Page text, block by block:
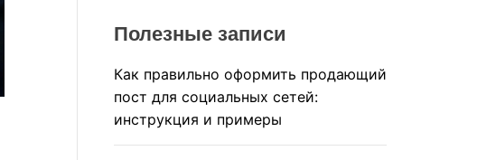
Полезные записи
Как правильно оформить продающий
пост для социальных сетей:
инструкция и примеры